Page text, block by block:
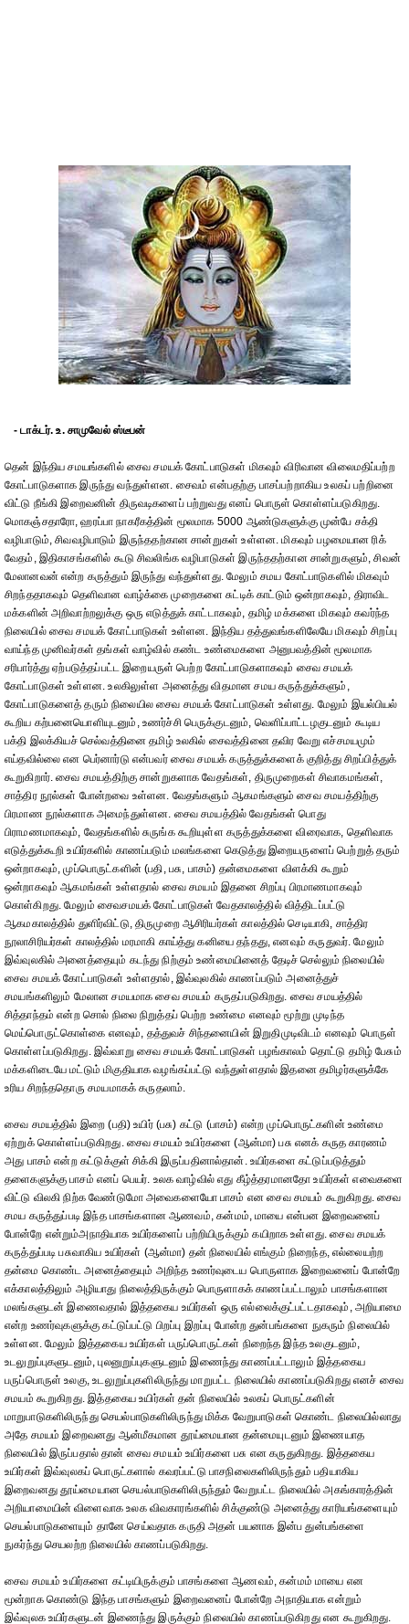
- டாக்டர். உ. சாமுவேல் ஸ்டீபன்
தென் இந்திய சமயங்களில் சைவ சமயக் கோட்பாடுகள் மிகவும் விரிவான விலைமதிப்பற்ற
கோட்பாடுகளாக இருந்து வந்துள்ளன. சைவம் என்பதற்கு பாசப்பற்றாகிய உலகப் பற்றினை
விட்டு நீங்கி இறைவனின் திருவடிகளைப் பற்றுவது எனப் பொருள் கொள்ளப்படுகிறது.
மொகஞ்சதாரோ, ஹரப்பா நாகரீகத்தின் மூலமாக 5000 ஆண்டுகளுக்கு முன்பே சக்தி
வழிபாடும், சிவவழிபாடும் இருந்ததற்கான சான்றுகள் உள்ளன. மிகவும் பழமையான ரிக்
வேதம், இதிகாசங்களில் கூடு சிவலிங்க வழிபாடுகள் இருந்ததற்கான சான்றுகளும், சிவன்
மேலானவன் என்ற கருத்தும் இருந்து வந்துள்ளது. மேலும் சமய கோட்பாடுகளில் மிகவும்
சிறந்ததாகவும் தெளிவான வாழ்க்கை முறைகளை சுட்டிக் காட்டும் ஒன்றாகவும், திராவிட
மக்களின் அறிவாற்றலுக்கு ஒரு எடுத்துக் காட்டாகவும், தமிழ் மக்களை மிகவும் கவர்ந்த
நிலையில் சைவ சமயக் கோட்பாடுகள் உள்ளன. இந்திய தத்துவங்களிலேயே மிகவும் சிறப்பு
வாய்ந்த முனிவர்கள் தங்கள் வாழ்வில் கண்ட உண்மைகளை அனுபவத்தின் மூலமாக
சரிபார்த்து ஏற்படுத்தப்பட்ட இறையருள் பெற்ற கோட்பாடுகளாகவும் சைவ சமயக்
கோட்பாடுகள் உள்ளன. உலகிலுள்ள அனைத்து விதமான சமய கருத்துக்களும்,
கோட்பாடுகளைத் தரும் நிலையில சைவ சமயக் கோட்பாடுகள் உள்ளது. மேலும் இயல்பியல்
கூறிய கற்பனையொளியுடனும், உணர்ச்சி பெருக்குடனும், வெளிப்பாட்டழகுடனும் கூடிய
பக்தி இலக்கியச் செல்வத்தினை தமிழ் உலகில் சைவத்தினை தவிர வேறு எச்சமயமும்
எய்தவில்லை என பெர்னார்டு என்பவர் சைவ சமயக் கருத்துக்களைக் குறித்து சிறப்பித்துக்
கூறுகிறார். சைவ சமயத்திற்கு சான்றுகளாக வேதங்கள், திருமுறைகள் சிவாகமங்கள்,
சாத்திர நூல்கள் போன்றவை உள்ளன. வேதங்களும் ஆகமங்களும் சைவ சமயத்திற்கு
பிரமாண நூல்களாக அமைந்துள்ளன. சைவ சமயத்தில் வேதங்கள் பொது
பிராமணமாகவும், வேதங்களில் சுருங்க கூறியுள்ள கருத்துக்களை விரைவாக, தெளிவாக
எடுத்துக்கூறி உயிர்களில் காணப்படும் மலங்களை கெடுத்து இறையருளைப் பெற்றுத் தரும்
ஒன்றாகவும், முப்பொருட்களின் (பதி, பசு, பாசம்) தன்மைகளை விளக்கி கூறும்
ஒன்றாகவும் ஆகமங்கள் உள்ளதால் சைவ சமயம் இதனை சிறப்பு பிரமாணமாகவும்
கொள்கிறது. மேலும் சைவசமயக் கோட்பாடுகள் வேதகாலத்தில் வித்திடப்பட்டு
ஆகமகாலத்தில் துளிர்விட்டு, திருமுறை ஆசிரியர்கள் காலத்தில் செடியாகி, சாத்திர
நூலாசிரியர்கள் காலத்தில் மரமாகி காய்த்து கனியை தந்தது, எனவும் கருதுவர். மேலும்
இவ்வுலகில் அனைத்தையும் கடந்து நிற்கும் உண்மையினைத் தேடிச் செல்லும் நிலையில்
சைவ சமயக் கோட்பாடுகள் உள்ளதால், இவ்வுலகில் காணப்படும் அனைத்துச்
சமயங்களிலும் மேலான சமயமாக சைவ சமயம் கருதப்படுகிறது. சைவ சமயத்தில்
சித்தாந்தம் என்ற சொல் நிலை நிறுத்தப் பெற்ற உண்மை எனவும் மூற்று முடிந்த
மெய்பொருட்கொள்கை எனவும், தத்துவச் சிந்தனையின் இறுதிமுடிவிடம் எனவும் பொருள்
கொள்ளப்படுகிறது. இவ்வாறு சைவ சமயக் கோட்பாடுகள் பழங்காலம் தொட்டு தமிழ் பேசும்
மக்களிடையே மட்டும் மிகுதியாக வழங்கப்பட்டு வந்துள்ளதால் இதனை தமிழர்களுக்கே
உரிய சிறந்ததொரு சமயமாகக் கருதலாம்.
சைவ சமயத்தில் இறை (பதி) உயிர் (பசு) கட்டு (பாசம்) என்ற முப்பொருட்களின் உண்மை
ஏற்றுக் கொள்ளப்படுகிறது. சைவ சமயம் உயிர்களை (ஆன்மா) பசு எனக் கருத காரணம்
அது பாசம் என்ற கட்டுக்குள் சிக்கி இருப்பதினால்தான். உயிர்களை கட்டுப்படுத்தும்
தளைகளுக்கு பாசம் எனப் பெயர். உலக வாழ்வில் எது கீழ்த்தரமானதோ உயிர்கள் எவைகளை
விட்டு விலகி நிற்க வேண்டுமோ அவைகளையோ பாசம் என சைவ சமயம் கூறுகிறது. சைவ
சமய கருத்துப்படி இந்த பாசங்களான ஆணவம், கன்மம், மாயை என்பன இறைவனைப்
போன்றே என்றும்அநாதியாக உயிர்களைப் பற்றியிருக்கும் கயிறாக உள்ளது. சைவ சமயக்
கருத்துப்படி பசுவாகிய உயிர்கள் (ஆன்மா) தன் நிலையில் எங்கும் நிறைந்த, எல்லையற்ற
தன்மை கொண்ட அனைத்தையும் அறிந்த உணர்வுடைய பொருளாக இறைவனைப் போன்றே
எக்காலத்திலும் அழியாது நிலைத்திருக்கும் பொருளாகக் காணப்பட்டாலும் பாசங்களான
மலங்களுடன் இணைவதால் இத்தகைய உயிர்கள் ஒரு எல்லைக்குட்பட்டதாகவும், அறியாமை
என்ற உணர்வுகளுக்கு கட்டுப்பட்டு பிறப்பு இறப்பு போன்ற துன்பங்களை நுகரும் நிலையில்
உள்ளன. மேலும் இத்தகைய உயிர்கள் பருப்பொருட்கள் நிறைந்த இந்த உலகுடனும்,
உடலுறுப்புகளுடனும், புலனுறுப்புகளுடனும் இணைந்து காணப்பட்டாலும் இத்தகைய
பருப்பொருள் உலகு, உடலுறுப்புகளிலிருந்து மாறுபட்ட நிலையில் காணப்படுகிறது எனச் சைவ
சமயம் கூறுகிறது. இத்தகைய உயிர்கள் தன் நிலையில் உலகப் பொருட்களின்
மாறுபாடுகளிலிருந்து செயல்பாடுகளிலிருந்து மிக்க வேறுபாடுகள் கொண்ட நிலையில்லாது
அதே சமயம் இறைவனது ஆன்மீகமான தூய்மையான தன்மையுடனும் இணையாத
நிலையில் இருப்பதால் தான் சைவ சமயம் உயிர்களை பசு என கருதுகிறது. இத்தகைய
உயிர்கள் இவ்வுலகப் பொருட்களால் கவரப்பட்டு பாசநிலைகளிலிருந்தும் பதியாகிய
இறைவனது தூய்மையான செயல்பாடுகளிலிருந்தும் வேறுபட்ட நிலையில் அகங்காரத்தின்
அறியாமையின் விளைவாக உலக விவகாரங்களில் சிக்குண்டு அனைத்து காரியங்களையும்
செயல்பாடுகளையும் தானே செய்வதாக கருதி அதன் பயனாக இன்ப துன்பங்களை
நுகர்ந்து செயலற்ற நிலையில் காணப்படுகிறது.
சைவ சமயம் உயிர்களை கட்டியிருக்கும் பாசங்களை ஆணவம், கன்மம் மாயை என
மூன்றாக கொண்டு இந்த பாசங்களும் இறைவனைப் போன்றே அநாதியாக என்றும்
இவ்வுலக உயிர்களுடன் இணைந்து இருக்கும் நிலையில் காணப்படுகிறது என கூறுகிறது.